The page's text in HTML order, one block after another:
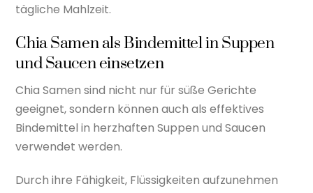
tägliche Mahlzeit.
Chia Samen als Bindemittel in Suppen
und Saucen einsetzen
Chia Samen sind nicht nur für süße Gerichte
geeignet, sondern können auch als effektives
Bindemittel in herzhaften Suppen und Saucen
verwendet werden.
Durch ihre Fähigkeit, Flüssigkeiten aufzunehmen